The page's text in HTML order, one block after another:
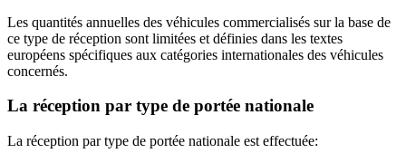
Les quantités annuelles des véhicules commercialisés sur la base de
ce type de réception sont limitées et définies dans les textes
européens spécifiques aux catégories internationales des véhicules
concernés.
La réception par type de portée nationale
La réception par type de portée nationale est effectuée: